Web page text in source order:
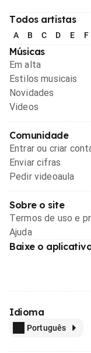
Todos artistas
A B C D E F
Músicas
Em alta
Estilos musicais
Novidades
Videos
Comunidade
Entrar ou criar
Enviar cifras
Pedir videoaula
Sobre o site
Termos de uso e
Ajuda
Baixe o
Idioma
Português